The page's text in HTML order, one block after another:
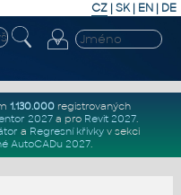
CZ | SK| EN | DE
1.130.000registrovaných
2027a pro Revit 2027.
a Regresní křivkyv sekci
AutoCADu 2027.